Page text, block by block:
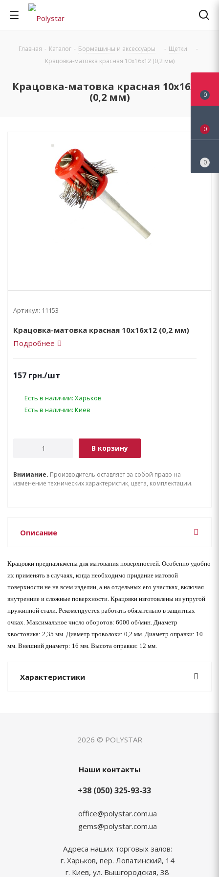
Главная - Каталог - Бормашины и аксессуары - Щетки
-
Крацовка-матовка красная 10х16х12 (0,2 мм)
Крацовка-матовка красная 10х16х12
(0,2 мм)
Артикул: 11153
Крацовка-матовка красная 10х16х12 (0,2 мм)
Подробнее
157 грн./шт
Есть в наличии: Харьков
Есть в наличии: Киев
В корзину
Внимание. Производитель оставляет за собой право на
изменение технических характеристик, цвета, комплектации.
Описание
Крацовки предназначены для матования поверхностей. Особенно удобно
их применять в случаях, когда необходимо придание матовой
поверхности не на всем изделии, а на отдельных его участках, включая
внутренние и сложные поверхности. Крацовки изготовлены из упругой
пружинной стали. Рекомендуется работать обязательно в защитных
очках. Максимальное число оборотов: 6000 об/мин. Диаметр
хвостовика: 2,35 мм. Диаметр проволоки: 0,2 мм. Диаметр оправки: 10
мм. Внешний диаметр: 16 мм. Высота оправки: 12 мм.
Характеристики
2026 © POLYSTAR
Наши контакты
+38 (050) 325-93-33
office@polystar.com.ua
gems@polystar.com.ua
Адреса наших торговых залов:
г. Харьков, пер. Лопатинский, 14
г. Киев, ул. Вышгородская, 38
0
0
0